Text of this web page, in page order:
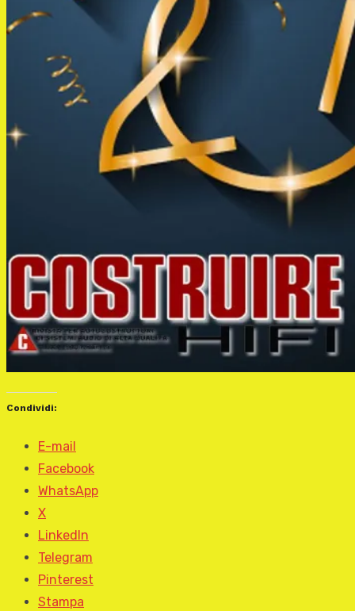
Condividi:
E-mail
Facebook
WhatsApp
X
LinkedIn
Telegram
Pinterest
Stampa